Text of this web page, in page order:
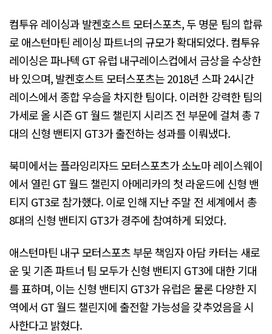
컴투유 레이싱과 발켄호스트 모터스포츠, 두 명문 팀의 합류
로 애스턴마틴 레이싱 파트너의 규모가 확대되었다. 컴투유
레이싱은 파나텍 GT 유럽 내구레이스컵에서 금상을 수상한
바 있으며, 발켄호스트 모터스포츠는 2018년 스파 24시간
레이스에서 종합 우승을 차지한 팀이다. 이러한 강력한 팀의
가세로 올 시즌 GT 월드 챌린지 시리즈 전 부문에 걸쳐 총 7
대의 신형 밴티지 GT3가 출전하는 성과를 이뤄냈다.
북미에서는 플라잉리자드 모터스포츠가 소노마 레이스웨이
에서 열린 GT 월드 챌린지 아메리카의 첫 라운드에 신형 밴
티지 GT3로 참가했다. 이로 인해 지난 주말 전 세계에서 총
8대의 신형 밴티지 GT3가 경주에 참여하게 되었다.
애스턴마틴 내구 모터스포츠 부문 책임자 아담 카터는 새로
운 및 기존 파트너 팀 모두가 신형 밴티지 GT3에 대한 기대
를 표하며, 이는 신형 밴티지 GT3가 유럽은 물론 다양한 지
역에서 GT 월드 챌린지에 출전할 가능성을 갖추었음을 시
사한다고 밝혔다.